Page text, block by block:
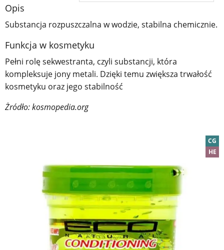
Opis
Substancja rozpuszczalna w wodzie, stabilna chemicznie.
Funkcja w kosmetyku
Pełni rolę sekwestranta, czyli substancji, która
kompleksuje jony metali. Dzięki temu zwiększa trwałość
kosmetyku oraz jego stabilność
Żródło: kosmopedia.org
CG
HE